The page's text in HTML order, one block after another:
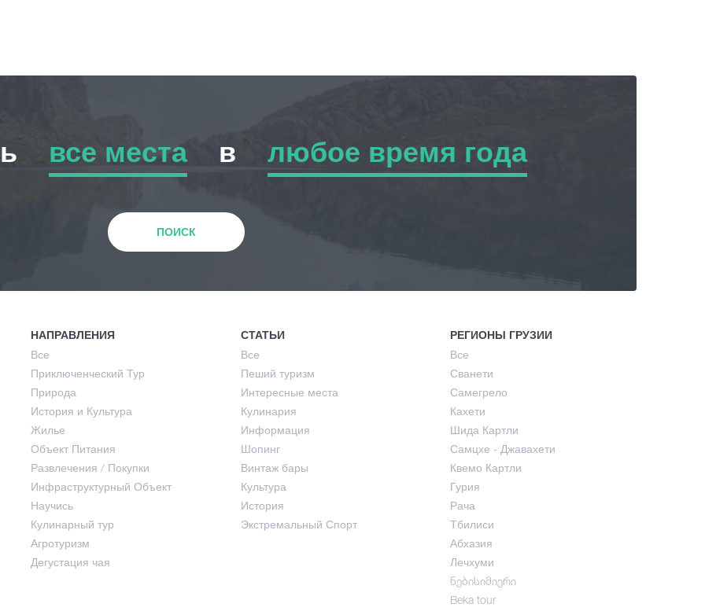
все места
все места
Приключенческий Тур
Жилье
в любое время года
любое время года
Осень
ПОИСК
НАПРАВЛЕНИЯ
Все
Приключенческий Тур
Природа
История и Культура
Жилье
Объект Питания
Развлечения / Покупки
Инфраструктурный Объект
Научись
Кулинарный тур
Агротуризм
Дегустация чая
СТАТЬИ
Все
Пеший туризм
Интересные места
Кулинария
Информация
Шопинг
Винтаж бары
Культура
История
Экстремальный Спорт
РЕГИОНЫ ГРУЗИИ
Все
Сванети
Самегрело
Кахети
Шида Картли
Самцхе - Джавахети
Квемо Картли
Гурия
Рача
Тбилиси
Абхазия
Лечхуми
ნებისიმიერი
Beka tour